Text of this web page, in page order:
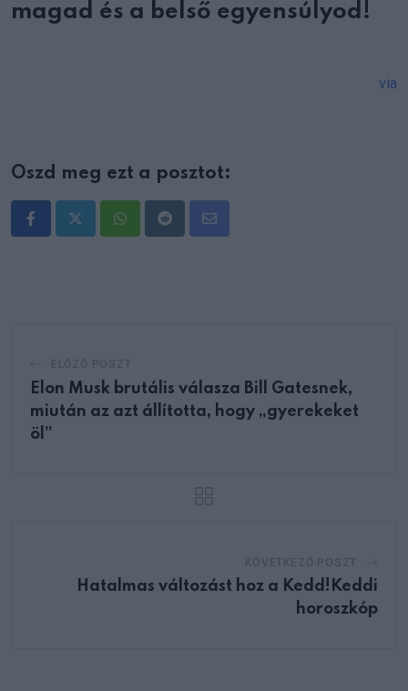
magad és a belső egyensúlyod!
via
Oszd meg ezt a posztot:
WhatsappRedditShare
Elon Musk brutális válasza Bill Gatesnek,
miután az azt állította, hogy „gyerekeket
öl”
Hatalmas változást hoz a Kedd!Keddi
horoszkóp